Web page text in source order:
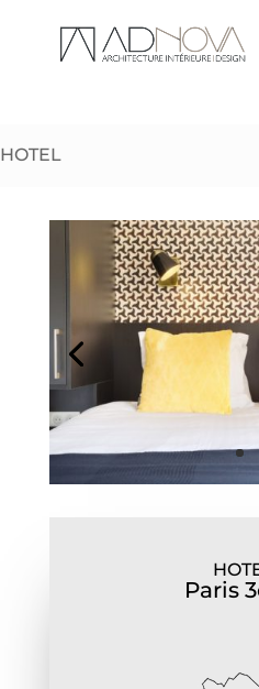
HOTEL
Paris